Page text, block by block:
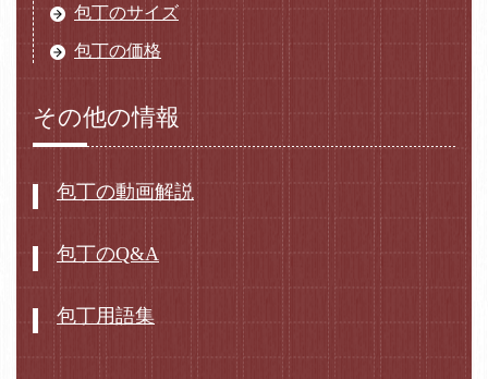
包丁のサイズ
包丁の価格
その他の情報
包丁の動画解説
包丁のQ&A
包丁用語集